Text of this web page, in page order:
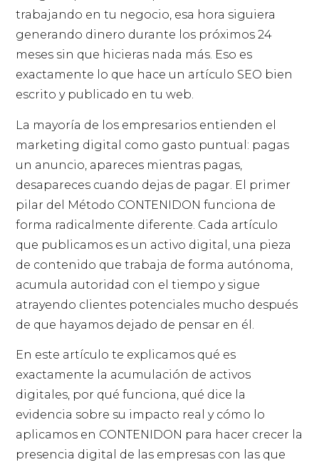
trabajando en tu negocio, esa hora siguiera
generando dinero durante los próximos 24
meses sin que hicieras nada más. Eso es
exactamente lo que hace un artículo SEO bien
escrito y publicado en tu web.
La mayoría de los empresarios entienden el
marketing digital como gasto puntual: pagas
un anuncio, apareces mientras pagas,
desapareces cuando dejas de pagar. El primer
pilar del Método CONTENIDON funciona de
forma radicalmente diferente. Cada artículo
que publicamos es un activo digital, una pieza
de contenido que trabaja de forma autónoma,
acumula autoridad con el tiempo y sigue
atrayendo clientes potenciales mucho después
de que hayamos dejado de pensar en él.
En este artículo te explicamos qué es
exactamente la acumulación de activos
digitales, por qué funciona, qué dice la
evidencia sobre su impacto real y cómo lo
aplicamos en CONTENIDON para hacer crecer la
presencia digital de las empresas con las que